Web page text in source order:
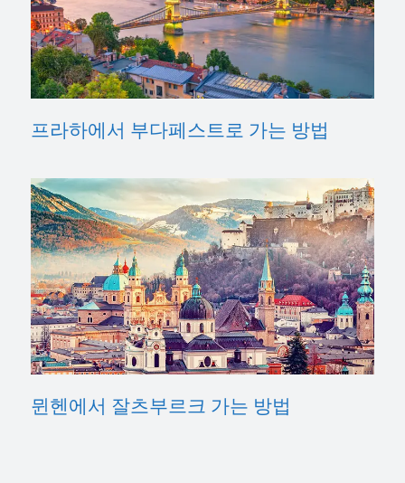
프라하에서 부다페스트로 가는 방법
뮌헨에서 잘츠부르크 가는 방법